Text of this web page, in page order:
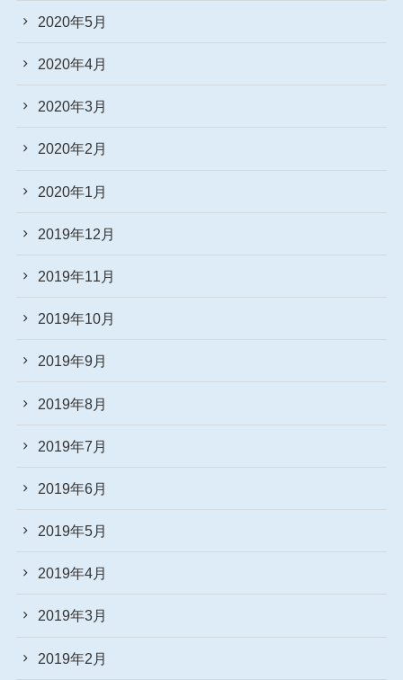
2020年5月
2020年4月
2020年3月
2020年2月
2020年1月
2019年12月
2019年11月
2019年10月
2019年9月
2019年8月
2019年7月
2019年6月
2019年5月
2019年4月
2019年3月
2019年2月